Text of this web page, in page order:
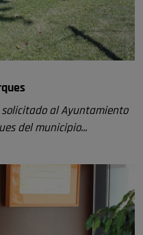
al Ayuntamiento
del municipio...